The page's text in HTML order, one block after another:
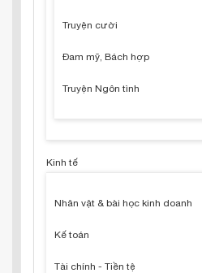
Truyện cười
Đam mỹ, Bách hợp
Truyện Ngôn tình
Kinh tế
Nhân vật & bài học kinh doanh
Kế toán
Tài chính - Tiền tệ